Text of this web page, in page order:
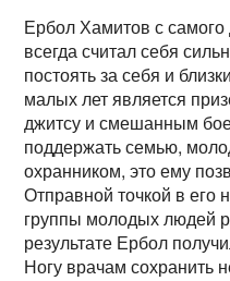
Ербол Хамитов с самого
всегда считал себя
постоять за себя и
малых лет является
джитсу и смешанным
поддержать семью,
охранником, это ему
Отправной точкой в его
группы молодых людей
результате Ербол
Ногу врачам сохранить